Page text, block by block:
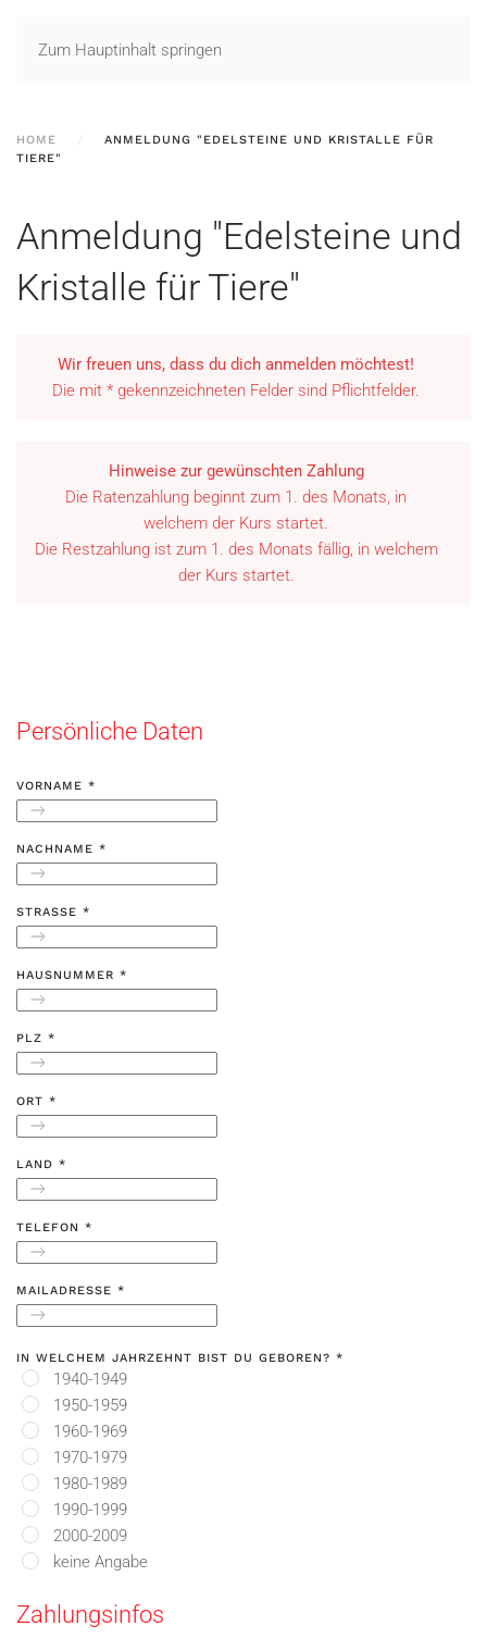
Zum Hauptinhalt springen
HOME
ANMELDUNG "EDELSTEINE UND KRISTALLE FÜR
TIERE"
Anmeldung "Edelsteine und
Kristalle für Tiere"
Wir freuen uns, dass du dich anmelden möchtest!
Die mit * gekennzeichneten Felder sind Pflichtfelder.
Hinweise zur gewünschten Zahlung
Die Ratenzahlung beginnt zum 1. des Monats, in
welchem der Kurs startet.
Die Restzahlung ist zum 1. des Monats fällig, in welchem
der Kurs startet.
Persönliche Daten
VORNAME *
NACHNAME *
STRASSE *
HAUSNUMMER *
PLZ *
ORT *
LAND *
TELEFON *
MAILADRESSE *
IN WELCHEM JAHRZEHNT BIST DU GEBOREN? *
1940-1949
1950-1959
1960-1969
1970-1979
1980-1989
1990-1999
2000-2009
keine Angabe
Zahlungsinfos